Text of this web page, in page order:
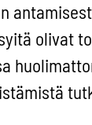
olivat